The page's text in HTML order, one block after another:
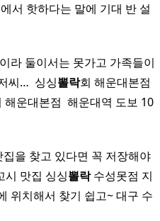
서 핫하다는 말에 기대 반 설
라 둘이서는 못가고 가족들이
씨… ​ 싱싱뽈락회 해운대본점
해운대본점 ​ 해운대역 도보 10
을 찾고 있다면 꼭 저장해야
시 맛집 싱싱뽈락수성못점 지
위치해서 찾기 쉽고~ 대구 수